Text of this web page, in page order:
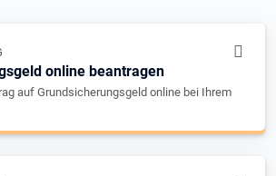
online beantragen
auf Grundsicherungsgeld online bei Ihrem